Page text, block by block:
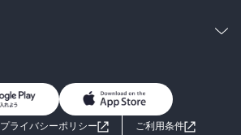
男子向けラノベ
お問い合わせ
プライバシーポリシー
ご利用条件